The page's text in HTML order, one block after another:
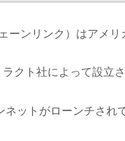
ーンリンク）はアメリ
クト社によって設立さ
ネットがローンチされ